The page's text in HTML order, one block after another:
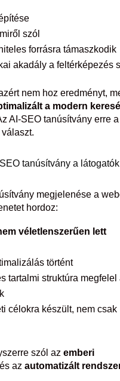
szól
forrásra támaszkodik
akadály a feltérképezés
nem hoz eredményt,
a modern
AI-SEO tanúsítvány erre a
tanúsítvány a
megjelenése a
hordoz:
véletlenszerűen lett
történt
tartalmi struktúra megfelel
célokra készült, nem csak
szól az emberi
az automatizált